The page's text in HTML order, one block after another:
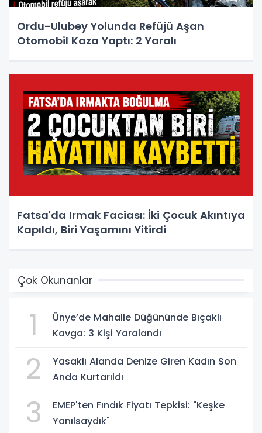
Ordu-Ulubey Yolunda Refüjü Aşan
Otomobil Kaza Yaptı: 2 Yaralı
Fatsa'da Irmak Faciası: İki Çocuk Akıntıya
Kapıldı, Biri Yaşamını Yitirdi
Çok Okunanlar
1
Ünye’de Mahalle Düğününde Bıçaklı
Kavga: 3 Kişi Yaralandı
2
Yasaklı Alanda Denize Giren Kadın Son
Anda Kurtarıldı
3
EMEP'ten Fındık Fiyatı Tepkisi: "Keşke
Yanılsaydık"